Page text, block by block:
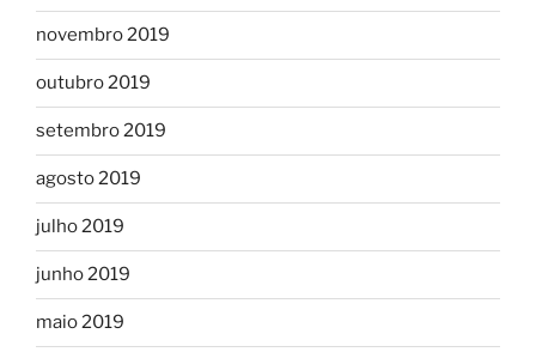
novembro 2019
outubro 2019
setembro 2019
agosto 2019
julho 2019
junho 2019
maio 2019